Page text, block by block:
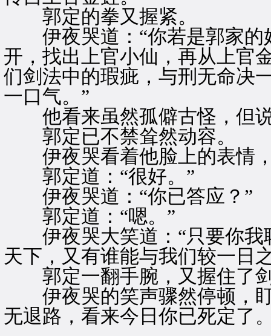
郭定的拳又握紧。
伊夜哭道：“你若是郭家的
开，找出上官小仙，再从上官
们剑法中的瑕疵，与刑无命决
一口气。”
他看来虽然孤僻古怪，但说
郭定已不禁耸然动容。
伊夜哭看着他脸上的表情，
郭定道：“很好。”
伊夜哭道：“你已答应？”
郭定道：“嗯。”
伊夜哭大笑道：“只要你我
天下，又有谁能与我们较一日
郭定一翻手腕，又握住了
伊夜哭的笑声骤然停顿，盯
无退路，看来今日你已死定了